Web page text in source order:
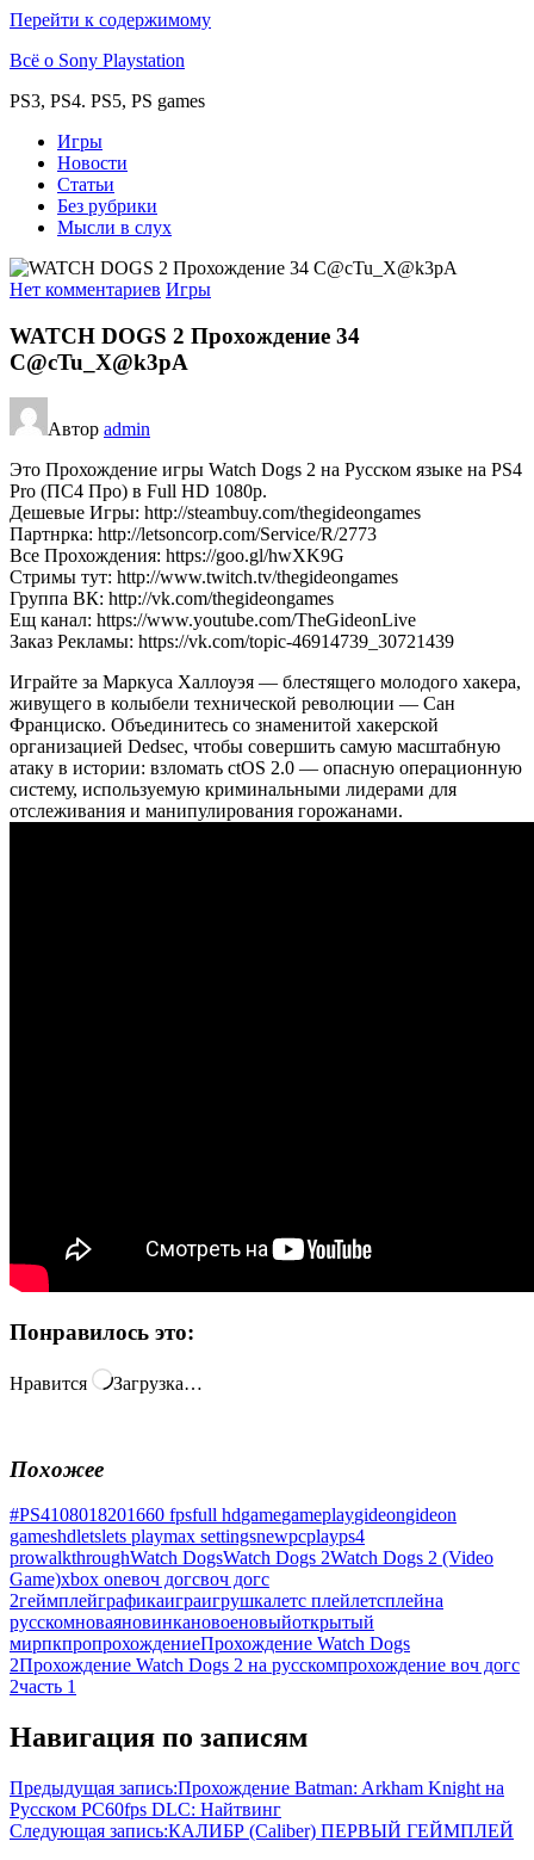
Перейти к содержимому
Всё о Sony Playstation
PS3, PS4. PS5, PS games
Игры
Новости
Статьи
Без рубрики
Мысли в слух
Нет комментариев Игры
WATCH DOGS 2 Прохождение 34
C@cTu_X@k3pA
Автор admin
Это Прохождение игры Watch Dogs 2 на Русском языке на PS4
Pro (ПС4 Про) в Full HD 1080p.
Дешевые Игры: http://steambuy.com/thegideongames
Партнрка: http://letsoncorp.com/Service/R/2773
Все Прохождения: https://goo.gl/hwXK9G
Стримы тут: http://www.twitch.tv/thegideongames
Группа ВК: http://vk.com/thegideongames
Ещ канал: https://www.youtube.com/TheGideonLive
Заказ Рекламы: https://vk.com/topic-46914739_30721439
Играйте за Маркуса Халлоуэя — блестящего молодого хакера,
живущего в колыбели технической революции — Сан
Франциско. Объединитесь со знаменитой хакерской
организацией Dedsec, чтобы совершить самую масштабную
атаку в истории: взломать ctOS 2.0 — опасную операционную
систему, используемую криминальными лидерами для
отслеживания и манипулирования горожанами.
Понравилось это:
Нравится Загрузка…
Похожее
#PS4108018201660 fpsfull hdgamegameplaygideongideon
gameshdletslets playmax settingsnewpcplayps4
prowalkthroughWatch DogsWatch Dogs 2Watch Dogs 2 (Video
Game)xbox oneвоч догсвоч догс
2геймплейграфикаиграигрушкалетс плейлетсплейна
русскомноваяновинкановоеновыйоткрытый
мирпкпропрохождениеПрохождение Watch Dogs
2Прохождение Watch Dogs 2 на русскомпрохождение воч догс
2часть 1
Навигация по записям
Предыдущая запись:Прохождение Batman: Arkham Knight на
Русском PС60fps DLC: Найтвинг
Следующая запись:КАЛИБР (Caliber) ПЕРВЫЙ ГЕЙМПЛЕЙ